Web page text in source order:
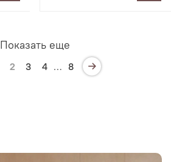
Показать еще
2 3 4 … 8